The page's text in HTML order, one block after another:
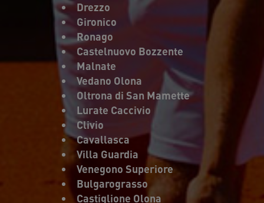
Drezzo
Gironico
Ronago
Castelnuovo Bozzente
Malnate
Vedano Olona
Oltrona di San Mamette
Lurate Caccivio
Clivio
Cavallasca
Villa Guardia
Venegono Superiore
Bulgarograsso
Castiglione Olona